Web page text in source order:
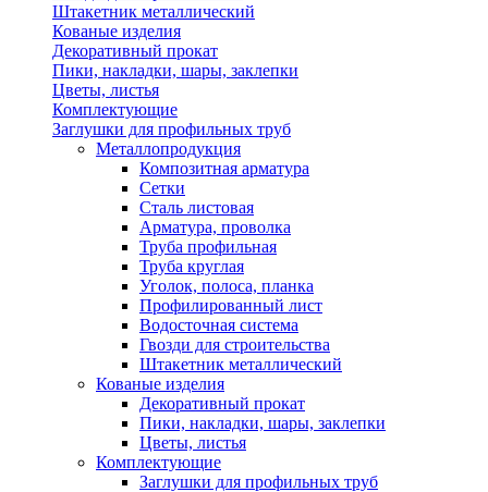
Штакетник металлический
Кованые изделия
Декоративный прокат
Пики, накладки, шары, заклепки
Цветы, листья
Комплектующие
Заглушки для профильных труб
Металлопродукция
Композитная арматура
Сетки
Сталь листовая
Арматура, проволка
Труба профильная
Труба круглая
Уголок, полоса, планка
Профилированный лист
Водосточная система
Гвозди для строительства
Штакетник металлический
Кованые изделия
Декоративный прокат
Пики, накладки, шары, заклепки
Цветы, листья
Комплектующие
Заглушки для профильных труб